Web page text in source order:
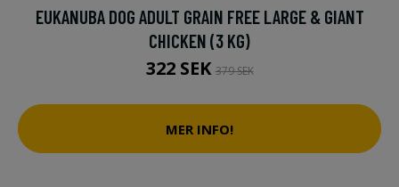
EUKANUBA DOG ADULT GRAIN FREE LARGE & GIANT
CHICKEN (3 KG)
322 SEK379 SEK
MER INFO!